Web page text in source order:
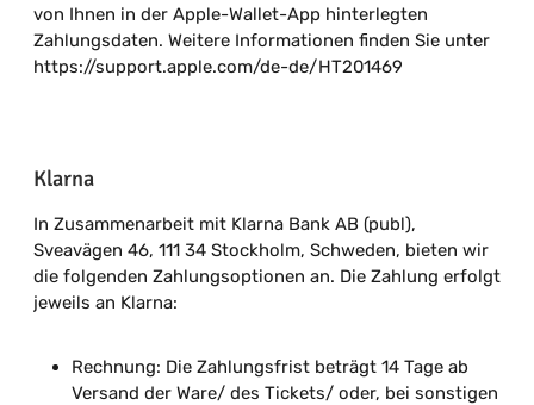
von Ihnen in der Apple-Wallet-App hinterlegten
Zahlungsdaten. Weitere Informationen finden Sie unter
https://support.apple.com/de-de/HT201469
Klarna
In Zusammenarbeit mit Klarna Bank AB (publ),
Sveavägen 46, 111 34 Stockholm, Schweden, bieten wir
die folgenden Zahlungsoptionen an. Die Zahlung erfolgt
jeweils an Klarna:
Rechnung: Die Zahlungsfrist beträgt 14 Tage ab
Versand der Ware/ des Tickets/ oder, bei sonstigen